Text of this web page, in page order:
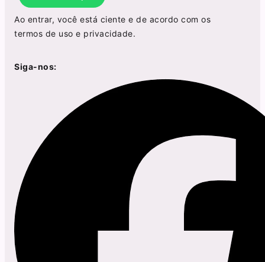
Ao entrar, você está ciente e de acordo com os
termos de uso e privacidade.
Siga-nos: